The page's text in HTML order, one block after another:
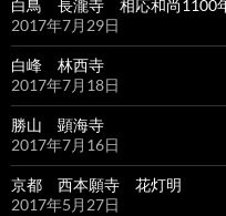
白鳥 長瀧寺 相応和尚1100
2017年7月29日
白峰 林西寺
2017年7月18日
勝山 顕海寺
2017年7月16日
京都 西本願寺 花灯明
2017年5月27日